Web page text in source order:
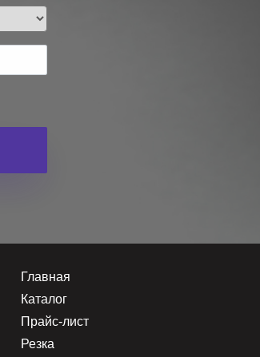
Главная
Каталог
Прайс-лист
Резка